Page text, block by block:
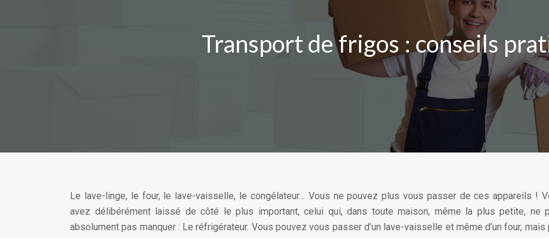
Transport de frigos : conseils
Le lave-linge, le four, le lave-vaisselle, le congélateur… Vous ne pouvez plus vous passer de ces appareils !
avez délibérément laissé de côté le plus important, celui qui, dans toute maison, même la plus petite, ne
absolument pas manquer : Le réfrigérateur. Vous pouvez vous passer d’un lave-vaisselle et même d’un four, mais